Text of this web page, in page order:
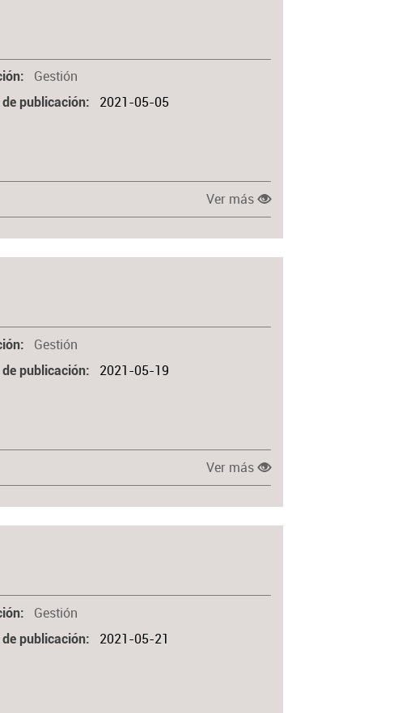
Gestión
de publicación 2021-05-05
Ver más
Gestión
de publicación 2021-05-19
Ver más
Gestión
de publicación 2021-05-21